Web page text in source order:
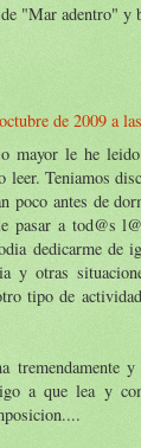
"Mar adentro" y
de 2009 a
mayor le he
leer. Teniamos
poco antes de
pasar a tod@s
dedicarme de
y otras
tipo de
tremendamente
a que lea y